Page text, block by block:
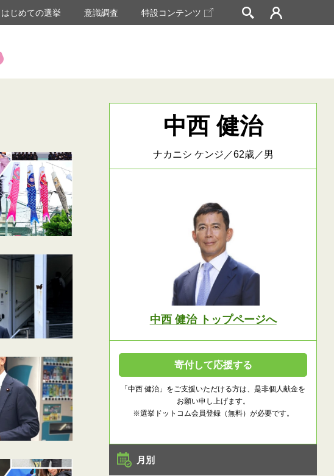
はじめての選挙 意識調査 特設コンテンツ
中西 健治
ナカニシ ケンジ／62歳／男
中西 健治 トップページへ
寄付して応援する
「中西 健治」をご支援いただける方は、是非個人献金を
お願い申し上げます。
※選挙ドットコム会員登録（無料）が必要です。
月別